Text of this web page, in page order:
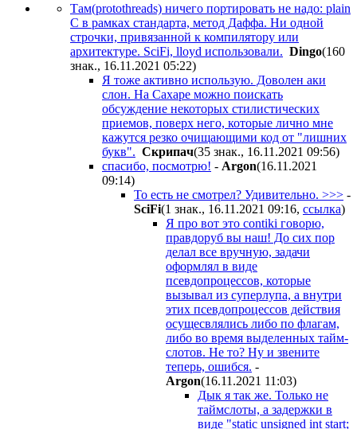
Там(protothreads) ничего портировать не надо: plain
C в рамках стандарта, метод Даффа. Ни одной
строчки, привязанной к компилятору или
архитектуре. SciFi, lloyd использовали. Dingo(160
знак., 16.11.2021 05:22)
Я тоже активно использую. Доволен аки
слон. На Сахаре можно поискать
обсуждение некоторых стилистических
приемов, поверх него, которые лично мне
кажутся резко очищающими код от "лишних
букв". Cкpипaч(35 знак., 16.11.2021 09:56)
спасибо, посмотрю! - Argon(16.11.2021
09:14)
То есть не смотрел? Удивительно. >>> -
SciFi(1 знак., 16.11.2021 09:16, ссылка)
Я про вот это contiki говорю,
правдоруб вы наш! До сих пор
делал все вручную, задачи
оформлял в виде
псевдопроцессов, которые
вызывал из суперлупа, а внутри
этих псевдопроцессов действия
осущесвлялись либо по флагам,
либо во время выделенных тайм-
слотов. Не то? Ну и звените
теперь, ошибся. -
Argon(16.11.2021 11:03)
Дык я так же. Только не
таймслоты, а задержки в
виде "static unsigned int start;